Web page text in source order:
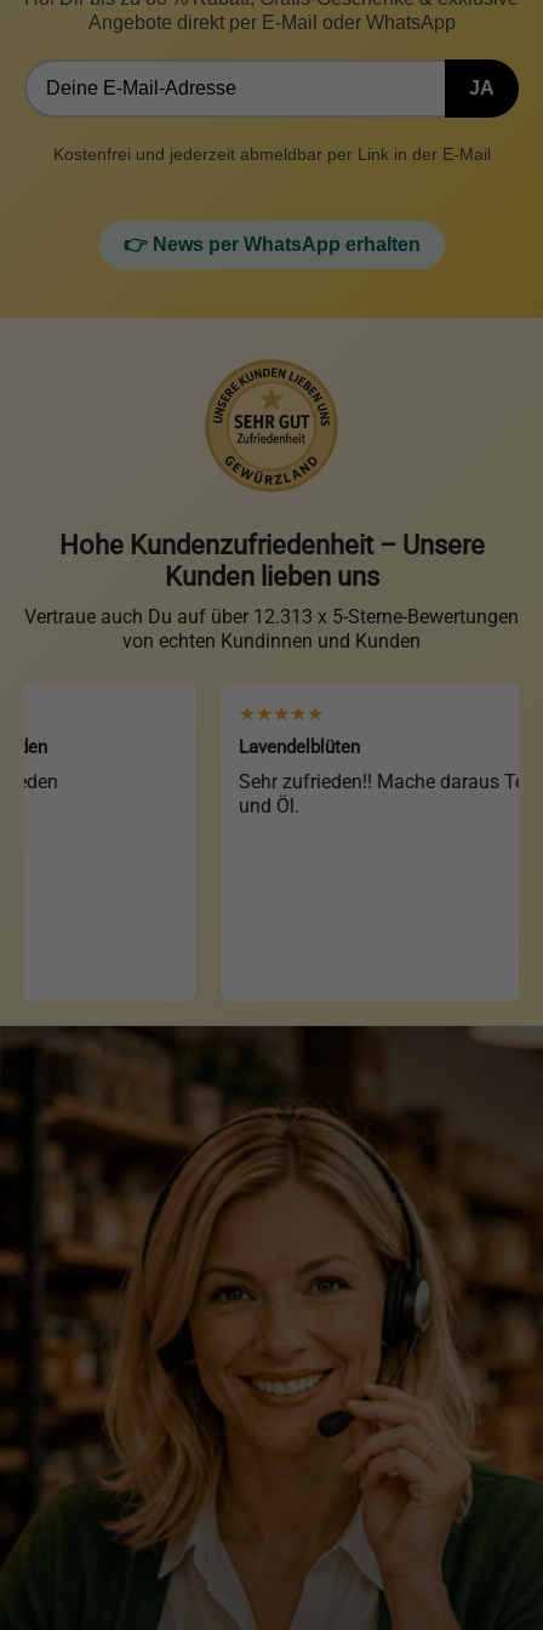
Angebote direkt per E-Mail oder WhatsApp
JA
Kostenfrei und jederzeit abmeldbar per Link in der E-Mail
👉 News per WhatsApp erhalten
Hohe Kundenzufriedenheit – Unsere
Kunden lieben uns
Vertraue auch Du auf über 12.313 x 5-Sterne-Bewertungen
von echten Kundinnen und Kunden
★★★★★
Lavendelblüten
Sehr zufrieden!! Mache daraus Tee
und Öl.